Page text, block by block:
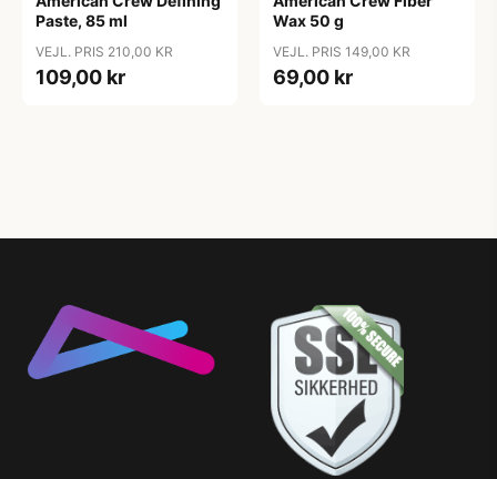
Paste, 85 ml
VEJL. PRIS 210,00 KR
109,00 kr
Wax 50 g
VEJL. PRIS 149,00 KR
69,00 kr